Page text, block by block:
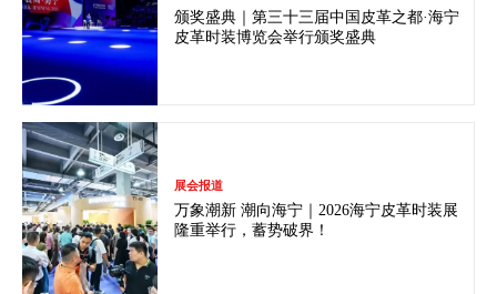
颁奖盛典｜第三十三届中国皮革之都·海宁
皮革时装博览会举行颁奖盛典
展会报道
万象潮新 潮向海宁｜2026海宁皮革时装展
隆重举行，蓄势破界！